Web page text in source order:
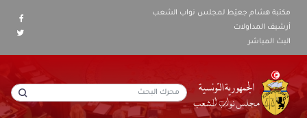
مكتبة هشام جعيّط لمجلس نواب الشعب
أرشيف المداولات
البث المباشر